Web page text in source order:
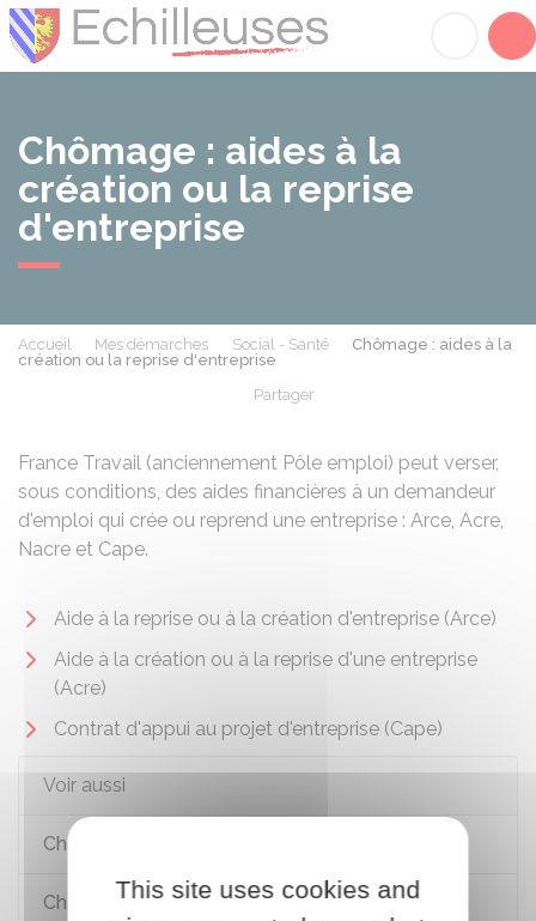
Chômage : aides à la
création ou la reprise
d'entreprise
Accueil Mes démarches Social - Santé
Chômage : aides à la
création ou la reprise d'entreprise
Partager
France Travail (anciennement Pôle emploi) peut verser,
sous conditions, des aides financières à un demandeur
d'emploi qui crée ou reprend une entreprise : Arce, Acre,
Nacre et Cape.
Aide à la reprise ou à la création d'entreprise (Arce)
Aide à la création ou à la reprise d'une entreprise
(Acre)
Contrat d'appui au projet d'entreprise (Cape)
Voir aussi
Chômage : aides à la formation
Chômage : aides à la reprise d'activité
This site uses cookies and